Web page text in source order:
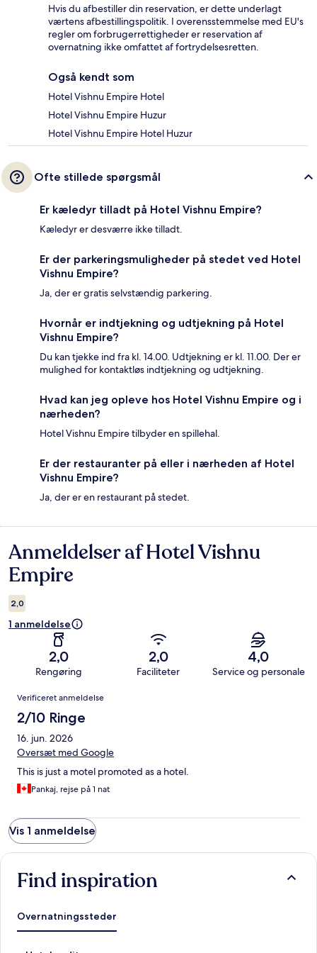
Hvis du afbestiller din reservation, er dette underlagt
værtens afbestillingspolitik. I overensstemmelse med EU's
regler om forbrugerrettigheder er reservation af
overnatning ikke omfattet af fortrydelsesretten.
Også kendt som
Hotel Vishnu Empire Hotel
Hotel Vishnu Empire Huzur
Hotel Vishnu Empire Hotel Huzur
Ofte stillede spørgsmål
Er kæledyr tilladt på Hotel Vishnu Empire?
Kæledyr er desværre ikke tilladt.
Er der parkeringsmuligheder på stedet ved Hotel
Vishnu Empire?
Ja, der er gratis selvstændig parkering.
Hvornår er indtjekning og udtjekning på Hotel
Vishnu Empire?
Du kan tjekke ind fra kl. 14.00. Udtjekning er kl. 11.00. Der er
mulighed for kontaktløs indtjekning og udtjekning.
Hvad kan jeg opleve hos Hotel Vishnu Empire og i
nærheden?
Hotel Vishnu Empire tilbyder en spillehal.
Er der restauranter på eller i nærheden af Hotel
Vishnu Empire?
Ja, der er en restaurant på stedet.
Anmeldelser
Anmeldelser af Hotel Vishnu
Empire
2,0
1 anmeldelse
2,0
Rengøring
2,0
Faciliteter
4,0
Service og personale
Anmeldelser
Verificeret anmeldelse
2/10 Ringe
16. jun. 2026
Oversæt med Google
This is just a motel promoted as a hotel.
Pankaj, rejse på 1 nat
Vis 1 anmeldelse
Find inspiration
Overnatningssteder